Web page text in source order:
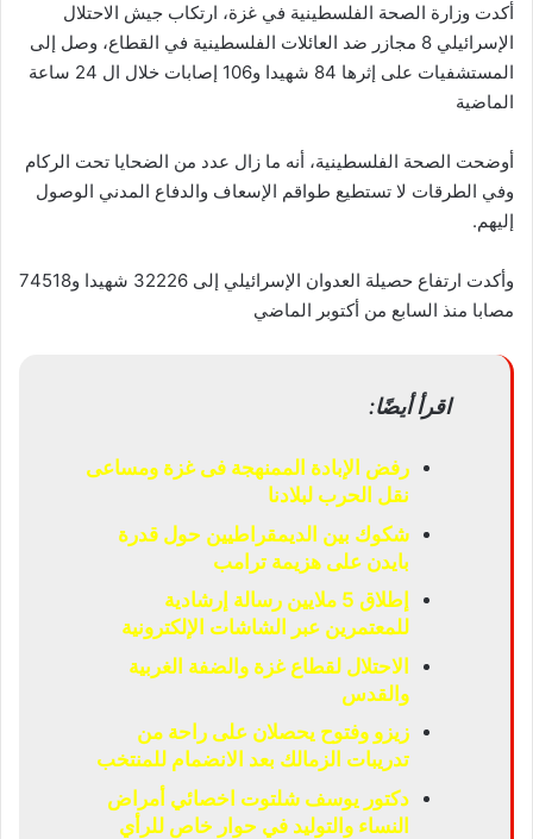
أكدت وزارة الصحة الفلسطينية في غزة، ارتكاب جيش الاحتلال
الإسرائيلي 8 مجازر ضد العائلات الفلسطينية في القطاع، وصل إلى
المستشفيات على إثرها 84 شهيدا و106 إصابات خلال ال 24 ساعة
الماضية
أوضحت الصحة الفلسطينية، أنه ما زال عدد من الضحايا تحت الركام
وفي الطرقات لا تستطيع طواقم الإسعاف والدفاع المدني الوصول
إليهم.
وأكدت ارتفاع حصيلة العدوان الإسرائيلي إلى 32226 شهيدا و74518
مصابا منذ السابع من أكتوبر الماضي
اقرأ أيضًا:
رفض الإبادة الممنهجة فى غزة ومساعى
نقل الحرب لبلادنا
شكوك بين الديمقراطيين حول قدرة
بايدن على هزيمة ترامب
إطلاق 5 ملايين رسالة إرشادية
للمعتمرين عبر الشاشات الإلكترونية
الاحتلال لقطاع غزة والضفة الغربية
والقدس
زيزو وفتوح يحصلان على راحة من
تدريبات الزمالك بعد الانضمام للمنتخب
دكتور يوسف شلتوت اخصائي أمراض
النساء والتوليد في حوار خاص للرأي